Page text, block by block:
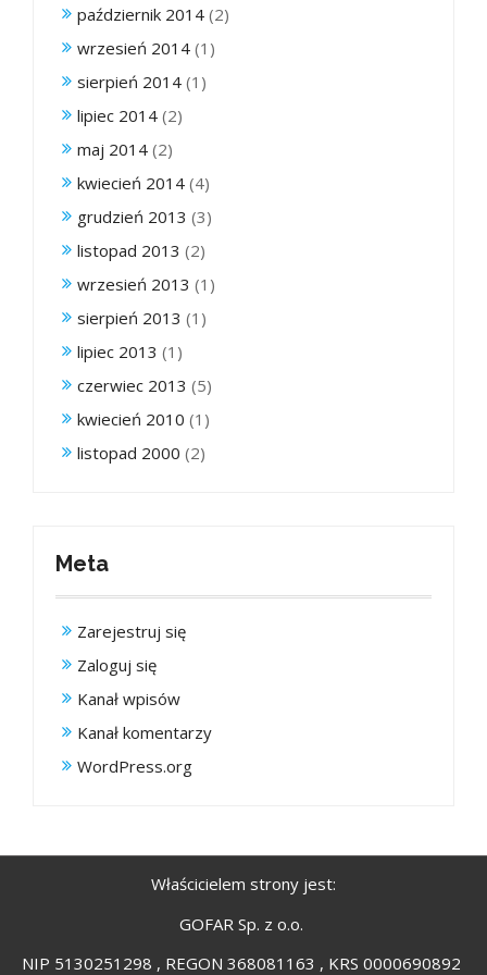
październik 2014 (2)
wrzesień 2014 (1)
sierpień 2014 (1)
lipiec 2014 (2)
maj 2014 (2)
kwiecień 2014 (4)
grudzień 2013 (3)
listopad 2013 (2)
wrzesień 2013 (1)
sierpień 2013 (1)
lipiec 2013 (1)
czerwiec 2013 (5)
kwiecień 2010 (1)
listopad 2000 (2)
Meta
Zarejestruj się
Zaloguj się
Kanał wpisów
Kanał komentarzy
WordPress.org
Właścicielem strony jest:
GOFAR Sp. z o.o.
NIP 5130251298 , REGON 368081163 , KRS 0000690892